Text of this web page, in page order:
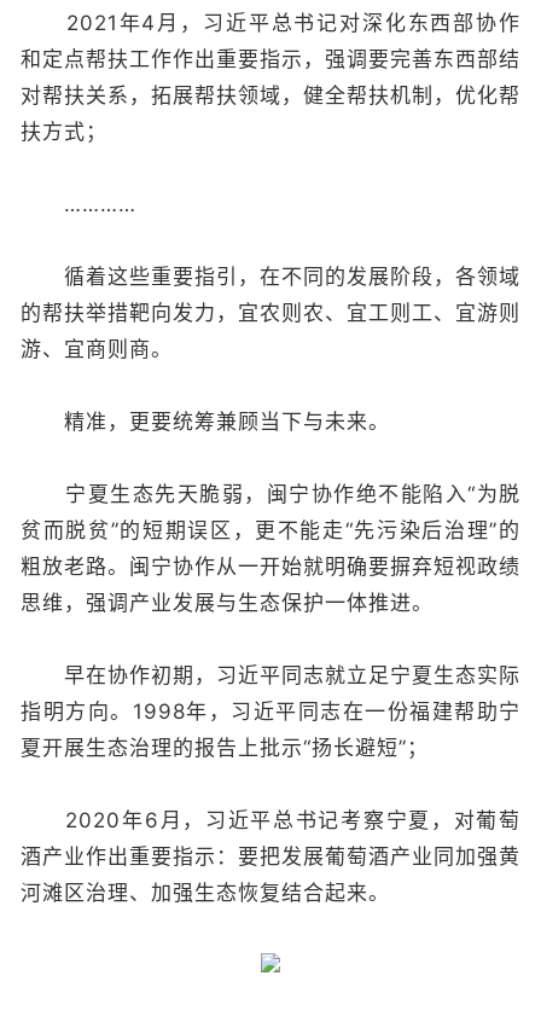
2021年4月，习近平总书记对深化东西部协作
和定点帮扶工作作出重要指示，强调要完善东西部结
对帮扶关系，拓展帮扶领域，健全帮扶机制，优化帮
扶方式；
…………
循着这些重要指引，在不同的发展阶段，各领域
的帮扶举措靶向发力，宜农则农、宜工则工、宜游则
游、宜商则商。
精准，更要统筹兼顾当下与未来。
宁夏生态先天脆弱，闽宁协作绝不能陷入“为脱
贫而脱贫”的短期误区，更不能走“先污染后治理”的
粗放老路。闽宁协作从一开始就明确要摒弃短视政绩
思维，强调产业发展与生态保护一体推进。
早在协作初期，习近平同志就立足宁夏生态实际
指明方向。1998年，习近平同志在一份福建帮助宁
夏开展生态治理的报告上批示“扬长避短”；
2020年6月，习近平总书记考察宁夏，对葡萄
酒产业作出重要指示：要把发展葡萄酒产业同加强黄
河滩区治理、加强生态恢复结合起来。